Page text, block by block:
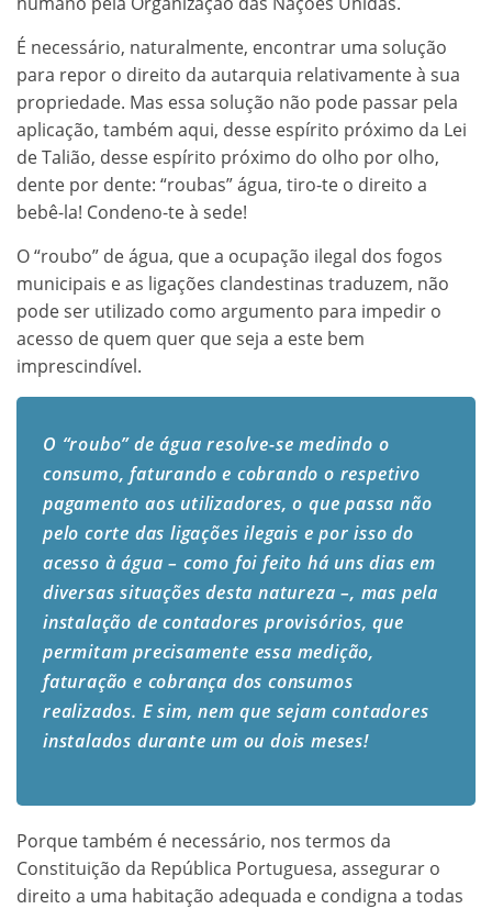
É necessário, naturalmente, encontrar uma solução
para repor o direito da autarquia relativamente à sua
propriedade. Mas essa solução não pode passar pela
aplicação, também aqui, desse espírito próximo da Lei
de Talião, desse espírito próximo do olho por olho,
dente por dente: “roubas” água, tiro-te o direito a
bebê-la! Condeno-te à sede!
O “roubo” de água, que a ocupação ilegal dos fogos
municipais e as ligações clandestinas traduzem, não
pode ser utilizado como argumento para impedir o
acesso de quem quer que seja a este bem
imprescindível.
O “roubo” de água resolve-se medindo o
consumo, faturando e cobrando o respetivo
pagamento aos utilizadores, o que passa não
pelo corte das ligações ilegais e por isso do
acesso à água – como foi feito há uns dias em
diversas situações desta natureza –, mas pela
instalação de contadores provisórios, que
permitam precisamente essa medição,
faturação e cobrança dos consumos
realizados. E sim, nem que sejam contadores
instalados durante um ou dois meses!
Porque também é necessário, nos termos da
Constituição da República Portuguesa, assegurar o
direito a uma habitação adequada e condigna a todas